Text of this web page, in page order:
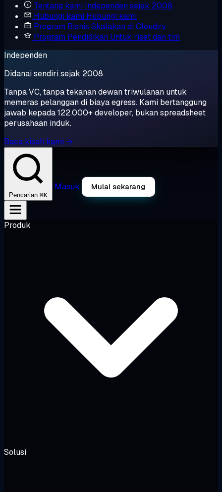
Tentang kami Independen sejak 2008
Hubungi kami Hubungi kami
Program Bisnis Skalakan di Cloudzy
Program Pendidikan Untuk riset dan tim
Independen
Didanai sendiri sejak 2008
Tanpa VC, tanpa tekanan dewan triwulanan untuk
memeras pelanggan di biaya egress. Kami bertanggung
jawab kepada 122.000+ developer, bukan spreadsheet
perusahaan induk.
Baca kisah kami →
Pencarian ⌘K
Masuk Mulai sekarang
Produk
Solusi